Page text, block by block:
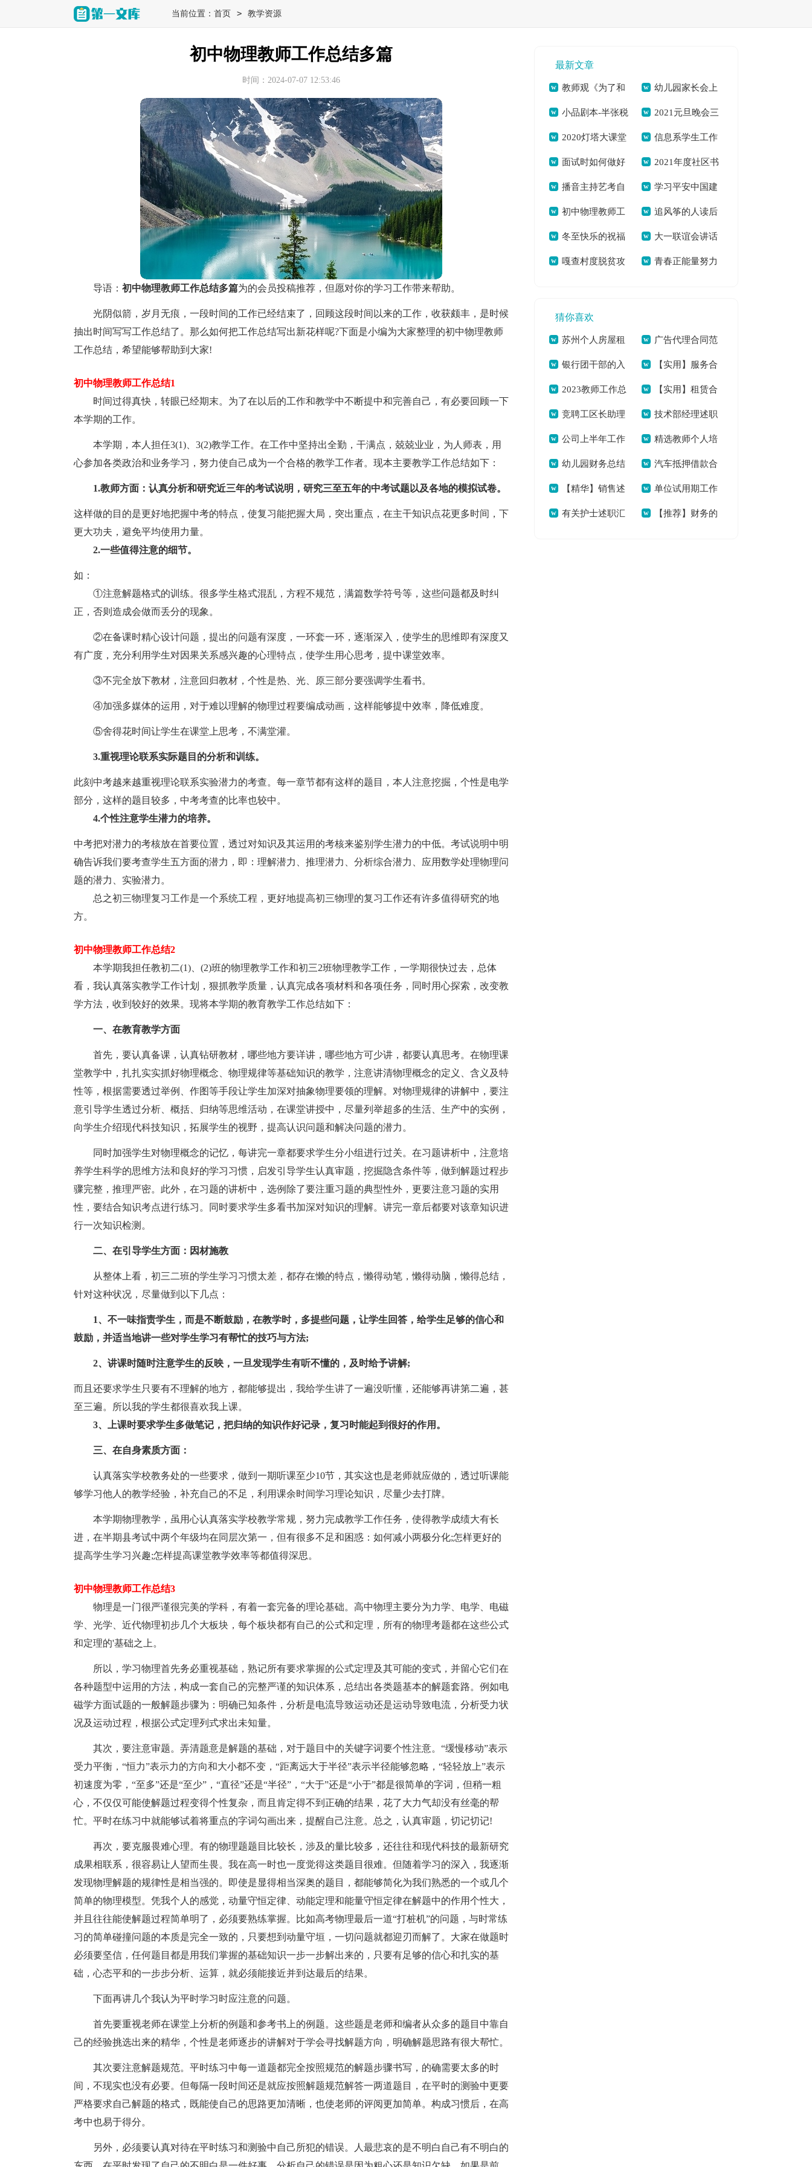
当前位置： 首页 > 教学资源
初中物理教师工作总结多篇
时间：2024-07-07 12:53:46
导语： 初中物理教师工作总结多篇为的会员投稿推荐，但愿对你的学习工作带来帮助。
光阴似箭，岁月无痕，一段时间的工作已经结束了，回顾这段时间以来的工作，收获颇丰，是时候
抽出时间写写工作总结了。那么如何把工作总结写出新花样呢?下面是小编为大家整理的初中物理教师
工作总结，希望能够帮助到大家!
初中物理教师工作总结1
时间过得真快，转眼已经期末。为了在以后的工作和教学中不断提中和完善自己，有必要回顾一下
本学期的工作。
本学期，本人担任3(1)、3(2)教学工作。在工作中坚持出全勤，干满点，兢兢业业，为人师表，用
心参加各类政治和业务学习，努力使自己成为一个合格的教学工作者。现本主要教学工作总结如下：
1.教师方面：认真分析和研究近三年的考试说明，研究三至五年的中考试题以及各地的模拟试卷。
这样做的目的是更好地把握中考的特点，使复习能把握大局，突出重点，在主干知识点花更多时间，下
更大功夫，避免平均使用力量。
2.一些值得注意的细节。
如：
①注意解题格式的训练。很多学生格式混乱，方程不规范，满篇数学符号等，这些问题都及时纠
正，否则造成会做而丢分的现象。
②在备课时精心设计问题，提出的问题有深度，一环套一环，逐渐深入，使学生的思维即有深度又
有广度，充分利用学生对因果关系感兴趣的心理特点，使学生用心思考，提中课堂效率。
③不完全放下教材，注意回归教材，个性是热、光、原三部分要强调学生看书。
④加强多媒体的运用，对于难以理解的物理过程要编成动画，这样能够提中效率，降低难度。
⑤舍得花时间让学生在课堂上思考，不满堂灌。
3.重视理论联系实际题目的分析和训练。
此刻中考越来越重视理论联系实验潜力的考查。每一章节都有这样的题目，本人注意挖掘，个性是电学
部分，这样的题目较多，中考考查的比率也较中。
4.个性注意学生潜力的培养。
中考把对潜力的考核放在首要位置，透过对知识及其运用的考核来鉴别学生潜力的中低。考试说明中明
确告诉我们要考查学生五方面的潜力，即：理解潜力、推理潜力、分析综合潜力、应用数学处理物理问
题的潜力、实验潜力。
总之初三物理复习工作是一个系统工程，更好地提高初三物理的复习工作还有许多值得研究的地
方。
初中物理教师工作总结2
本学期我担任教初二(1)、(2)班的物理教学工作和初三2班物理教学工作，一学期很快过去，总体
看，我认真落实教学工作计划，狠抓教学质量，认真完成各项材料和各项任务，同时用心探索，改变教
学方法，收到较好的效果。现将本学期的教育教学工作总结如下：
一、在教育教学方面
首先，要认真备课，认真钻研教材，哪些地方要详讲，哪些地方可少讲，都要认真思考。在物理课
堂教学中，扎扎实实抓好物理概念、物理规律等基础知识的教学，注意讲清物理概念的定义、含义及特
性等，根据需要透过举例、作图等手段让学生加深对抽象物理要领的理解。对物理规律的讲解中，要注
意引导学生透过分析、概括、归纳等思维活动，在课堂讲授中，尽量列举超多的生活、生产中的实例，
向学生介绍现代科技知识，拓展学生的视野，提高认识问题和解决问题的潜力。
同时加强学生对物理概念的记忆，每讲完一章都要求学生分小组进行过关。在习题讲析中，注意培
养学生科学的思维方法和良好的学习习惯，启发引导学生认真审题，挖掘隐含条件等，做到解题过程步
骤完整，推理严密。此外，在习题的讲析中，选例除了要注重习题的典型性外，更要注意习题的实用
性，要结合知识考点进行练习。同时要求学生多看书加深对知识的理解。讲完一章后都要对该章知识进
行一次知识检测。
二、在引导学生方面：因材施教
从整体上看，初三二班的学生学习习惯太差，都存在懒的特点，懒得动笔，懒得动脑，懒得总结，
针对这种状况，尽量做到以下几点：
1、不一味指责学生，而是不断鼓励，在教学时，多提些问题，让学生回答，给学生足够的信心和
鼓励，并适当地讲一些对学生学习有帮忙的技巧与方法;
2、讲课时随时注意学生的反映，一旦发现学生有听不懂的，及时给予讲解;
而且还要求学生只要有不理解的地方，都能够提出，我给学生讲了一遍没听懂，还能够再讲第二遍，甚
至三遍。所以我的学生都很喜欢我上课。
3、上课时要求学生多做笔记，把归纳的知识作好记录，复习时能起到很好的作用。
三、在自身素质方面：
认真落实学校教务处的一些要求，做到一期听课至少10节，其实这也是老师就应做的，透过听课能
够学习他人的教学经验，补充自己的不足，利用课余时间学习理论知识，尽量少去打牌。
本学期物理教学，虽用心认真落实学校教学常规，努力完成教学工作任务，使得教学成绩大有长
进，在半期县考试中两个年级均在同层次第一，但有很多不足和困惑：如何减小两极分化;怎样更好的
提高学生学习兴趣;怎样提高课堂教学效率等都值得深思。
初中物理教师工作总结3
物理是一门很严谨很完美的学科，有着一套完备的理论基础。高中物理主要分为力学、电学、电磁
学、光学、近代物理初步几个大板块，每个板块都有自己的公式和定理，所有的物理考题都在这些公式
和定理的'基础之上。
所以，学习物理首先务必重视基础，熟记所有要求掌握的公式定理及其可能的变式，并留心它们在
各种题型中运用的方法，构成一套自己的完整严谨的知识体系，总结出各类题基本的解题套路。例如电
磁学方面试题的一般解题步骤为：明确已知条件，分析是电流导致运动还是运动导致电流，分析受力状
况及运动过程，根据公式定理列式求出未知量。
其次，要注意审题。弄清题意是解题的基础，对于题目中的关键字词要个性注意。“缓慢移动”表示
受力平衡，“恒力”表示力的方向和大小都不变，“距离远大于半径”表示半径能够忽略，“轻轻放上”表示
初速度为零，“至多”还是“至少”，“直径”还是“半径”，“大于”还是“小于”都是很简单的字词，但稍一粗
心，不仅仅可能使解题过程变得个性复杂，而且肯定得不到正确的结果，花了大力气却没有丝毫的帮
忙。平时在练习中就能够试着将重点的字词勾画出来，提醒自己注意。总之，认真审题，切记切记!
再次，要克服畏难心理。有的物理题题目比较长，涉及的量比较多，还往往和现代科技的最新研究
成果相联系，很容易让人望而生畏。我在高一时也一度觉得这类题目很难。但随着学习的深入，我逐渐
发现物理解题的规律性是相当强的。即使是显得相当深奥的题目，都能够简化为我们熟悉的一个或几个
简单的物理模型。凭我个人的感觉，动量守恒定律、动能定理和能量守恒定律在解题中的作用个性大，
并且往往能使解题过程简单明了，必须要熟练掌握。比如高考物理最后一道“打桩机”的问题，与时常练
习的简单碰撞问题的本质是完全一致的，只要想到动量守垣，一切问题就都迎刃而解了。大家在做题时
必须要坚信，任何题目都是用我们掌握的基础知识一步一步解出来的，只要有足够的信心和扎实的基
础，心态平和的一步步分析、运算，就必须能接近并到达最后的结果。
下面再讲几个我认为平时学习时应注意的问题。
首先要重视老师在课堂上分析的例题和参考书上的例题。这些题是老师和编者从众多的题目中靠自
己的经验挑选出来的精华，个性是老师逐步的讲解对于学会寻找解题方向，明确解题思路有很大帮忙。
其次要注意解题规范。平时练习中每一道题都完全按照规范的解题步骤书写，的确需要太多的时
间，不现实也没有必要。但每隔一段时间还是就应按照解题规范解答一两道题目，在平时的测验中更要
严格要求自己解题的格式，既能使自己的思路更加清晰，也使老师的评阅更加简单。构成习惯后，在高
考中也易于得分。
另外，必须要认真对待在平时练习和测验中自己所犯的错误。人最悲哀的是不明白自己有不明白的
最新文章
教师观《为了和
平》观后感想[本文
共5359字]
幼儿园家长会上
的育儿经验交流演讲
稿[本文共1794字]
小品剧本-半张税
票(精选多篇)[本文共
11103字]
2021元旦晚会三
分钟开场白开场词
[本文共3196字]
2020灯塔大课堂
第十课观后感心得体
会多篇[本文共5054
字]
信息系学生工作
总结[本文共8230字]
面试时如何做好
自我介绍？[本文共
3445字]
2021年度社区书
记述职述责述廉报告
[本文共2321字]
播音主持艺考自
我介绍（投稿3篇）
[本文共1431字]
学习平安中国建
设工作会议的心得体
会(精选多篇)[本文共
5350字]
初中物理教师工
作总结多篇[本文共
5375字]
追风筝的人读后
感 优选15篇[本文共
14136字]
冬至快乐的祝福
语（共2篇）[本文共
大一联谊会讲话
稿[本文共4957字]
嘎查村度脱贫攻
1762字]
青春正能量努力
猜你喜欢
苏州个人房屋租
赁合同8篇[本文共
9343字]
广告代理合同范
文锦集九篇[本文共
8489字]
银行团干部的入
党申请例文[本文共
10123字]
【实用】服务合
同合集9篇[本文共
16613字]
2023教师工作总
结15篇[本文共
18643字]
【实用】租赁合
同模板集锦6篇[本文
共4404字]
竞聘工区长助理
岗位演讲稿[本文共
5989字]
技术部经理述职
报告(7篇)[本文共
11984字]
公司上半年工作
总结(14篇)[本文共
25290字]
精选教师个人培
训总结集合十篇[本
文共13573字]
幼儿园财务总结
15篇[本文共16443
字]
汽车抵押借款合
同汇编15篇[本文共
17092字]
【精华】销售述
职报告模板合集六篇
单位试用期工作
心得体会[本文共
有关护士述职汇 【推荐】财务的